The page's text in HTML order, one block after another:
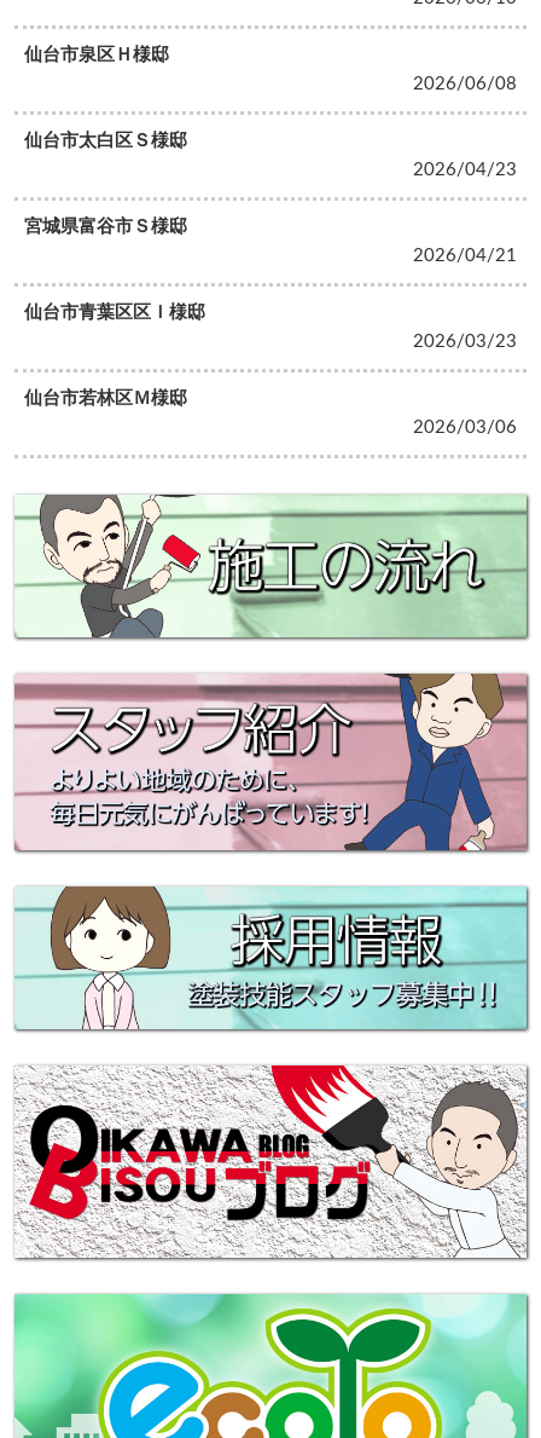
仙台市泉区Ｈ様邸
2026/06/08
仙台市太白区Ｓ様邸
2026/04/23
宮城県富谷市Ｓ様邸
2026/04/21
仙台市青葉区区Ｉ様邸
2026/03/23
仙台市若林区Ｍ様邸
2026/03/06